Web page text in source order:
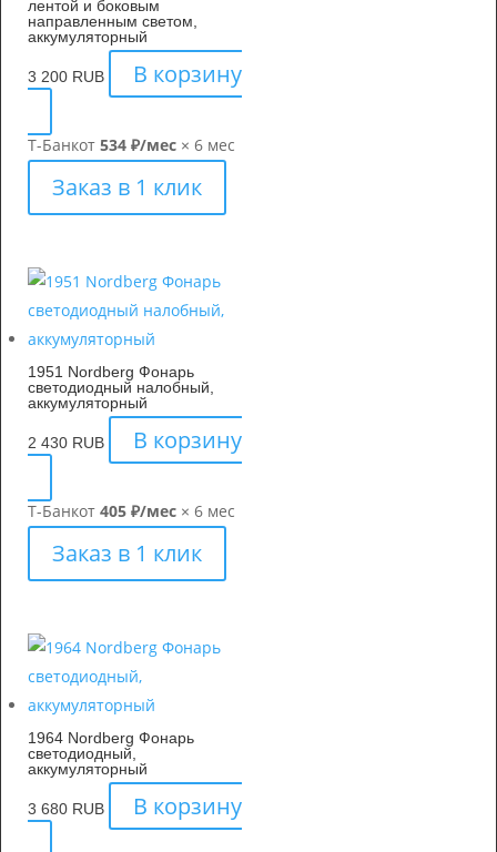
лентой и боковым
направленным светом,
аккумуляторный
3 200 RUB В корзину
Т-Банкот 534 ₽/мес × 6 мес
Заказ в 1 клик
1951 Nordberg Фонарь
светодиодный налобный,
аккумуляторный
2 430 RUB В корзину
Т-Банкот 405 ₽/мес × 6 мес
Заказ в 1 клик
1964 Nordberg Фонарь
светодиодный,
аккумуляторный
3 680 RUB В корзину